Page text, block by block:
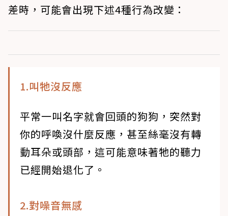
差時，可能會出現下述4種行為改變：
1.叫牠沒反應
平常一叫名字就會回頭的狗狗，突然對
你的呼喚沒什麼反應，甚至絲毫沒有轉
動耳朵或頭部，這可能意味著牠的聽力
已經開始退化了。
2.對噪音無感